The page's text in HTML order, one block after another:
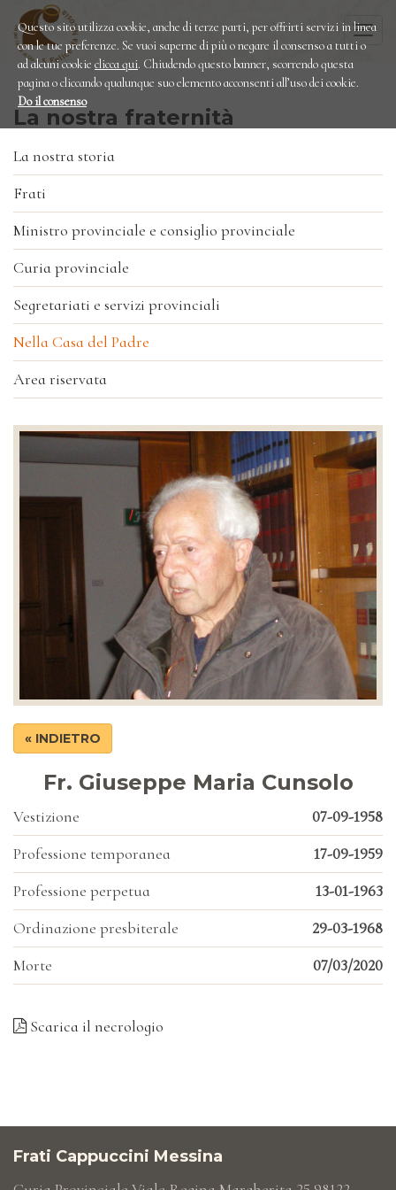
La nostra fraternità
La nostra storia
Frati
Ministro provinciale e consiglio provinciale
Curia provinciale
Segretariati e servizi provinciali
Nella Casa del Padre
Area riservata
« INDIETRO
Fr. Giuseppe Maria Cunsolo
Vestizione
07-09-1958
Professione temporanea
17-09-1959
Professione perpetua
13-01-1963
Ordinazione presbiterale
29-03-1968
Morte
07/03/2020
Scarica il necrologio
Frati Cappuccini Messina
Questo sito utilizza cookie, anche di terze parti, per offrirti servizi in linea
con le tue preferenze. Se vuoi saperne di più o negare il consenso a tutti o
ad alcuni cookie clicca qui. Chiudendo questo banner, scorrendo questa
pagina o cliccando qualunque suo elemento acconsenti all’uso dei cookie.
Do il consenso